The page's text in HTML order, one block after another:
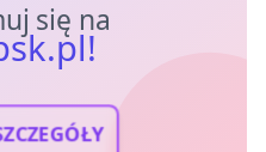
się na